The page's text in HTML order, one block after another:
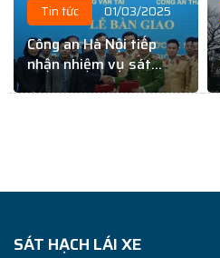
Tin tức 01/03/2025
Công an Hà Nội tiếp
nhận nhiệm vụ sát
hạch GPLX
SÁT HẠCH LÁI XE